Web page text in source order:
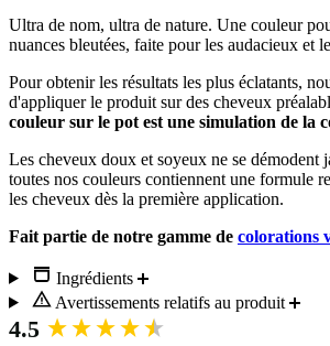
Description
Ultra de nom, ultra de nature. Une couleur
nuances bleutées, faite pour les audacieux et
Pour obtenir les résultats les plus éclatants,
d'appliquer le produit sur des cheveux
couleur sur le pot est une simulation de la
Les cheveux doux et soyeux ne se démodent
toutes nos couleurs contiennent une formule
les cheveux dès la première application.
Fait partie de notre gamme de colorations
Ingrédients
Avertissements relatifs au produit
4.5
New content loaded